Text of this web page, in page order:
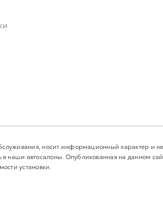
носит информационный характер и
автосалоны. Опубликованная на данном
установки.